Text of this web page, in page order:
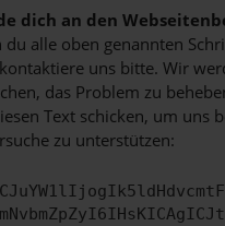
dich an den
du alle oben genannten
uns bitte. Wir
das Problem zu
Text schicken, um uns
zu unterstützen: